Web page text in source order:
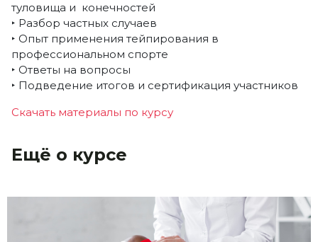
туловища и конечностей
‣ Разбор частных случаев
‣ Опыт применения тейпирования в
профессиональном спорте
‣ Ответы на вопросы
‣ Подведение итогов и сертификация участников
Скачать материалы по курсу
Ещё о курсе